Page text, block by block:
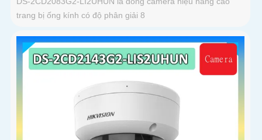
trang bị ống kính có độ phân giải 8